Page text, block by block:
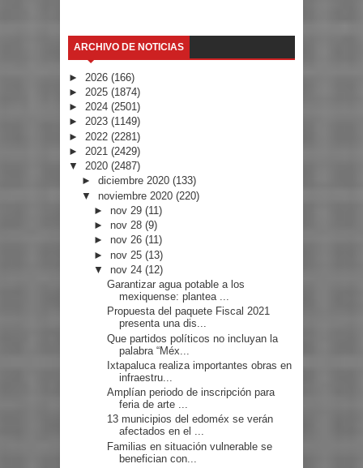
ARCHIVO DE NOTICIAS
► 2026 (166)
► 2025 (1874)
► 2024 (2501)
► 2023 (1149)
► 2022 (2281)
► 2021 (2429)
▼ 2020 (2487)
► diciembre 2020 (133)
▼ noviembre 2020 (220)
► nov 29(11)
► nov 28(9)
► nov 26(11)
► nov 25(13)
▼ nov 24(12)
Garantizar agua potable a los
mexiquense: plantea ...
Propuesta del paquete Fiscal 2021
presenta una dis...
Que partidos políticos no incluyan la
palabra “Méx...
Ixtapaluca realiza importantes obras en
infraestru...
Amplían periodo de inscripción para
feria de arte ...
13 municipios del edoméx se verán
afectados en el ...
Familias en situación vulnerable se
benefician con...